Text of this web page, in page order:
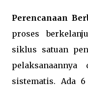
Perencanaan
proses
siklus satuan
pelaksanaannya
sistematis. Ada